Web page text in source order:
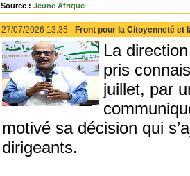
Source : Jeune Afrique
27/07/2026 13:35 - Front pour la Citoyenneté et
La
pris
juillet, par
motivé sa décision qui
dirigeants.